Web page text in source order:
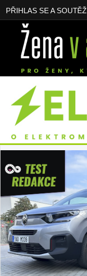
PŘIHLAS SE A SOUTĚŽ